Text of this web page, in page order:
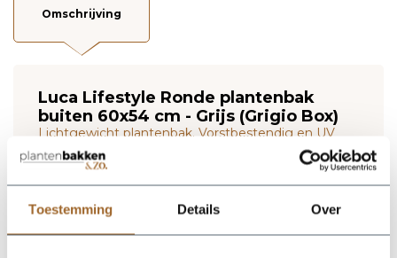
Toestemming Details Over
Omschrijving
Luca Lifestyle Ronde plantenbak
buiten 60x54 cm - Grijs (Grigio Box)
Lichtgewicht plantenbak. Vorstbestendig en UV
proof!
Wij leveren rechtstreeks vanuit het magazijn van
zijn, nemen we contact met je op.